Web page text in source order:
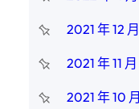
2021 年 12 月
2021 年 11 月
2021 年 10 月